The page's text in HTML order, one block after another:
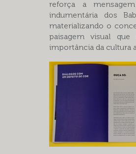
reforça a
indumentária dos
materializando o
paisagem visual
importância da cultura